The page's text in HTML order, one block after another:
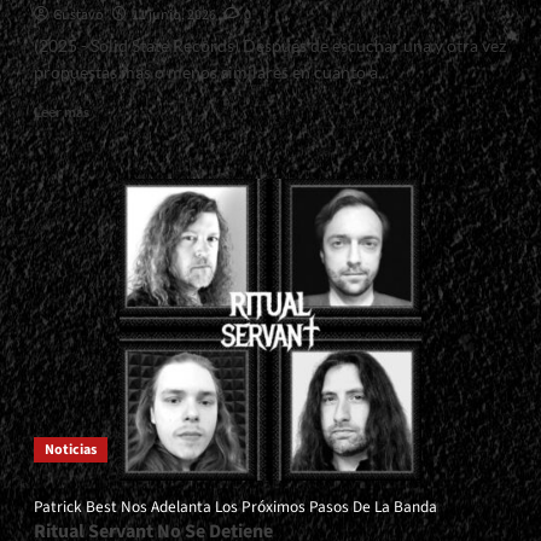
Estilo”</div>
Gustavo 11 junio, 2026
0
(2025 - Solid State Records) Después de escuchar una y otra vez
propuestas mas o menos similares en cuanto a...
Leer másRead
more
about
<small>Wolves
At
The
Gate:
Wastedland<span>
|
</span>
</small>
<div>Cuando
El
Metalcore
Se
Pone
Interesante</div>
Noticias
Patrick Best Nos Adelanta Los Próximos Pasos De La Banda
Ritual Servant No Se Detiene